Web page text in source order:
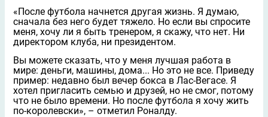
«После футбола начнется другая жизнь. Я думаю,
сначала без него будет тяжело. Но если вы спросите
меня, хочу ли я быть тренером, я скажу, что нет. Ни
директором клуба, ни президентом.
Вы можете сказать, что у меня лучшая работа в
мире: деньги, машины, дома... Но это не все. Приведу
пример: недавно был вечер бокса в Лас-Вегасе. Я
хотел пригласить семью и друзей, но не смог, потому
что не было времени. Но после футбола я хочу жить
по-королевски», – отметил Роналду.